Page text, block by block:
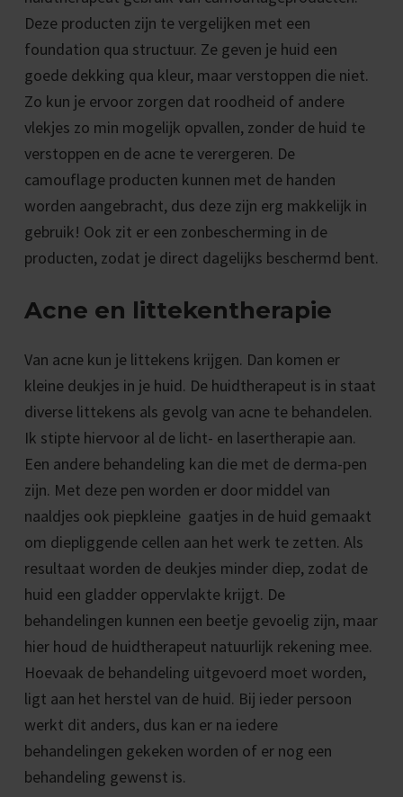
Deze producten zijn te vergelijken met een
foundation qua structuur. Ze geven je huid een
goede dekking qua kleur, maar verstoppen die niet.
Zo kun je ervoor zorgen dat roodheid of andere
vlekjes zo min mogelijk opvallen, zonder de huid te
verstoppen en de acne te verergeren. De
camouflage producten kunnen met de handen
worden aangebracht, dus deze zijn erg makkelijk in
gebruik! Ook zit er een zonbescherming in de
producten, zodat je direct dagelijks beschermd bent.
Acne en littekentherapie
Van acne kun je littekens krijgen. Dan komen er
kleine deukjes in je huid. De huidtherapeut is in staat
diverse littekens als gevolg van acne te behandelen.
Ik stipte hiervoor al de licht- en lasertherapie aan.
Een andere behandeling kan die met de derma-pen
zijn. Met deze pen worden er door middel van
naaldjes ook piepkleine gaatjes in de huid gemaakt
om diepliggende cellen aan het werk te zetten. Als
resultaat worden de deukjes minder diep, zodat de
huid een gladder oppervlakte krijgt. De
behandelingen kunnen een beetje gevoelig zijn, maar
hier houd de huidtherapeut natuurlijk rekening mee.
Hoevaak de behandeling uitgevoerd moet worden,
ligt aan het herstel van de huid. Bij ieder persoon
werkt dit anders, dus kan er na iedere
behandelingen gekeken worden of er nog een
behandeling gewenst is.